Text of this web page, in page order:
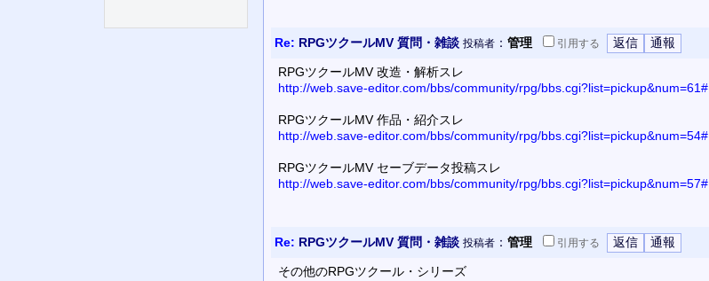
Re: RPGツクールMV 質問・雑談 投稿者 ： 管理 引用する
RPGツクールMV 改造・解析スレ
http://web.save-editor.com/bbs/community/rpg/bbs.cgi?list=pickup&num=61#
RPGツクールMV 作品・紹介スレ
http://web.save-editor.com/bbs/community/rpg/bbs.cgi?list=pickup&num=54#
RPGツクールMV セーブデータ投稿スレ
http://web.save-editor.com/bbs/community/rpg/bbs.cgi?list=pickup&num=57#
Re: RPGツクールMV 質問・雑談 投稿者 ： 管理 引用する
その他のRPGツクール・シリーズ